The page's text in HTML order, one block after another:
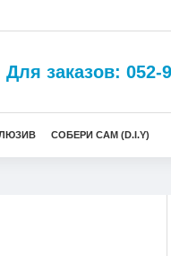
Для заказов: 052-
СОБЕРИ САМ (D.I.Y)